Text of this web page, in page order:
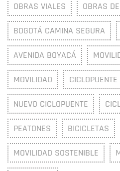
OBRAS VIALES OBRAS
BOGOTÁ CAMINA SEGURA
AVENIDA BOYACÁ
MOVILIDAD CICLOPUENTE
NUEVO CICLOPUENTE
PEATONES BICICLETAS
MOVILIDAD SOSTENIBLE